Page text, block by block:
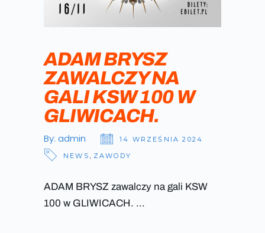
ADAM BRYSZ
ZAWALCZY NA
GALI KSW 100 W
GLIWICACH.
By: admin
14 WRZEŚNIA 2024
NEWS , ZAWODY
ADAM BRYSZ zawalczy na gali KSW
100 w GLIWICACH.